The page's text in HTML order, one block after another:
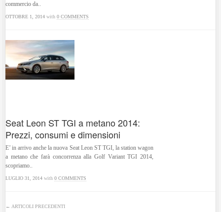
commercio da..
OTTOBRE 1, 2014 with0 COMMENTS
Seat Leon ST TGI a metano 2014:
Prezzi, consumi e dimensioni
E’ in arrivo anche la nuova Seat Leon ST TGI, la station wagon
a metano che farà concorrenza alla Golf Variant TGI 2014,
scopriamo..
LUGLIO 31, 2014 with0 COMMENTS
← ARTICOLI PRECEDENTI